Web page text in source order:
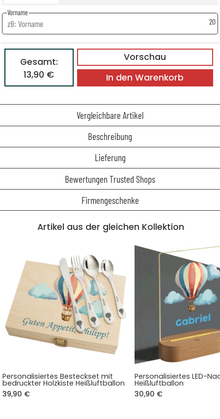
Vorname
20
Vorschau
Gesamt:
13,90 €
In den Warenkorb
Vergleichbare Artikel
Beschreibung
Lieferung
Bewertungen Trusted Shops
Firmengeschenke
Artikel aus der gleichen Kollektion
Personalisiertes Besteckset mit
bedruckter Holzkiste Heißluftballon
39,90 €
Personalisiertes LED-
Heißluftballon
30,90 €